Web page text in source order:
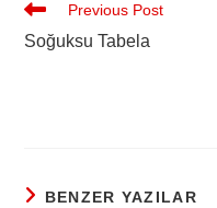
Previous Post
Soğuksu Tabela
BENZER YAZILAR